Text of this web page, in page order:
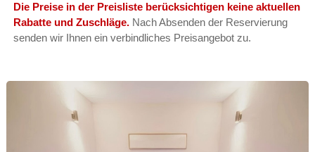
Die Preise in der Preisliste berücksichtigen keine aktuellen
Rabatte und Zuschläge. Nach Absenden der Reservierung
senden wir Ihnen ein verbindliches Preisangebot zu.